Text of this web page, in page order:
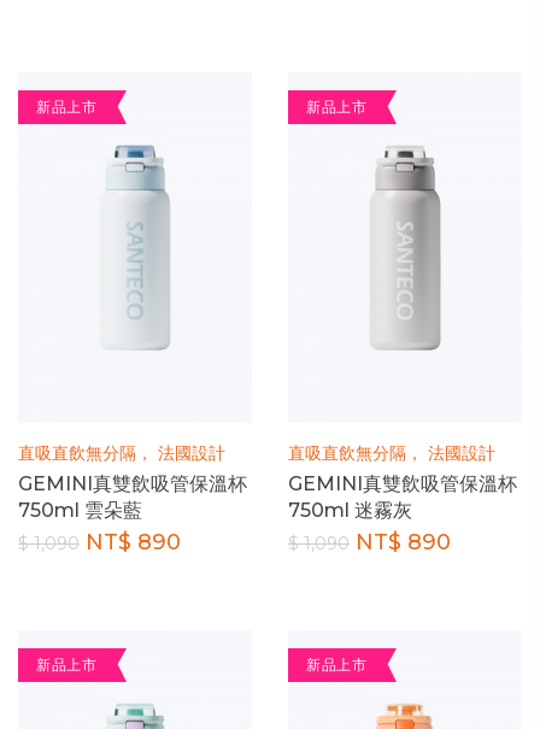
新品上市
直吸直飲無分隔， 法國設計
GEMINI真雙飲吸管保溫杯
750ml 雲朵藍
$ 1,090 NT$ 890
新品上市
直吸直飲無分隔， 法國設計
GEMINI真雙飲吸管保溫杯
750ml 迷霧灰
$ 1,090 NT$ 890
新品上市 新品上市